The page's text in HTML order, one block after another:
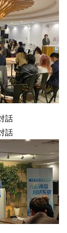
話
話